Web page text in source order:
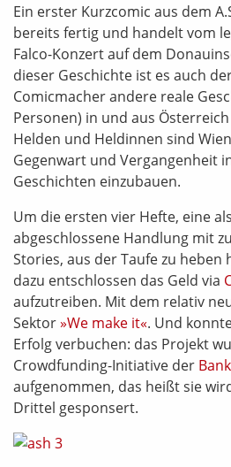
Ein erster Kurzcomic aus dem
bereits fertig und handelt vom
Falco-Konzert auf dem
dieser Geschichte ist es auch
Comicmacher andere reale
Personen) in und aus
Helden und Heldinnen sind
Gegenwart und Vergangenheit
Geschichten einzubauen.
Um die ersten vier Hefte, eine
abgeschlossene Handlung mit
Stories, aus der Taufe zu heben
dazu entschlossen das Geld via
aufzutreiben. Mit dem relativ
Sektor»We make it«. Und
Erfolg verbuchen: das Projekt
Crowdfunding-Initiative der
aufgenommen, das heißt sie
Drittel gesponsert.